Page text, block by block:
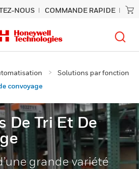
NOUS COMMANDE RAPIDE
Solutions par fonction
convoyage
De Tri Et De
grande variété